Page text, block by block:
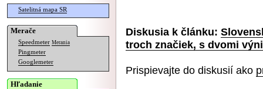
Satelitná mapa SR
Merače
Speedmeter Merania
Pingmeter
Googlemeter
Hľadanie
Diskusia k článku:
troch značiek, s dvomi
Prispievajte do diskusií ako